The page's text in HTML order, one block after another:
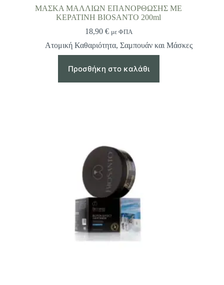
ΜΑΣΚΑ ΜΑΛΛΙΩΝ ΕΠΑΝΟΡΘΩΣΗΣ ΜΕ
ΚΕΡΑΤΙΝΗ BIOSANTO 200ml
18,90 € με ΦΠΑ
Ατομική Καθαριότητα, Σαμπουάν και Μάσκες
Προσθήκη στο καλάθι